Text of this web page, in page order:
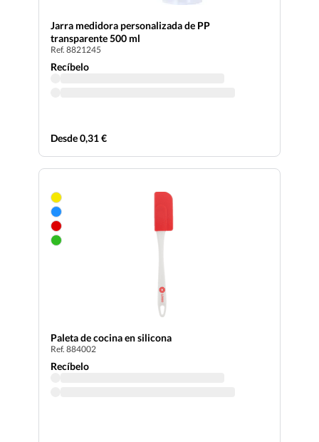
Jarra medidora personalizada de PP
transparente 500 ml
Ref. 8821245
Recíbelo
Desde 0,31 €
Paleta de cocina en silicona
Ref. 884002
Recíbelo